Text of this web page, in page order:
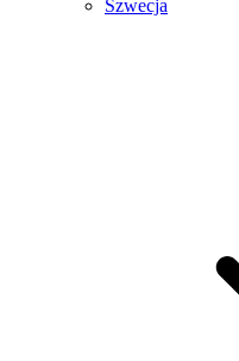
Szwecja